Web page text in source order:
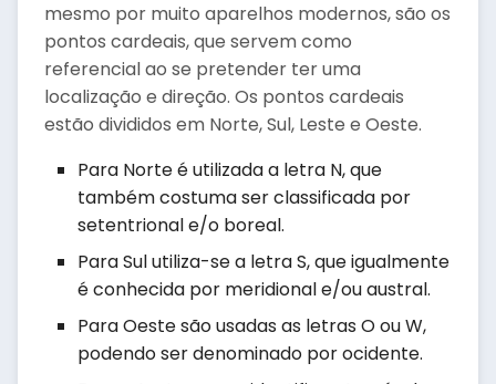
mesmo por muito aparelhos modernos, são os
pontos cardeais, que servem como
referencial ao se pretender ter uma
localização e direção. Os pontos cardeais
estão divididos em Norte, Sul, Leste e Oeste.
Para Norte é utilizada a letra N, que
também costuma ser classificada por
setentrional e/o boreal.
Para Sul utiliza-se a letra S, que igualmente
é conhecida por meridional e/ou austral.
Para Oeste são usadas as letras O ou W,
podendo ser denominado por ocidente.